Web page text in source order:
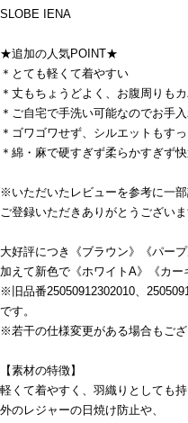
SLOBE IENA
★追加の人気POINT★
＊とても軽くて着やすい
＊丈もちょうどよく、お腹周りも
＊ご自宅で手洗い可能なのでお手
＊ゴワゴワせず、シルエットもす
＊綿・麻で硬すぎず柔らかすぎず
※いただいたレビューを参考に一部
ご登録いただきありがとうございま
大好評につき《ブラウン》《パー
加えて新色で《ホワイトA》《カ
※旧品番25050912302010、
です。
※若干の仕様変更がある場合もござ
【素材の特徴】
軽くて着やすく、羽織りとしても持
外のレジャーの日焼け防止や、